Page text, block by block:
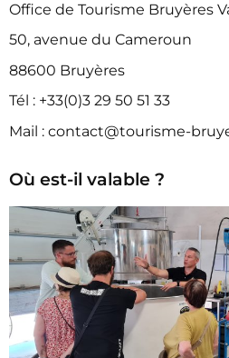
Office de Tourisme Bruyères
50, avenue du Cameroun
88600 Bruyères
Tél : +33(0)3 29 50 51 33
Mail : contact@tourisme-
Où est-il valable ?